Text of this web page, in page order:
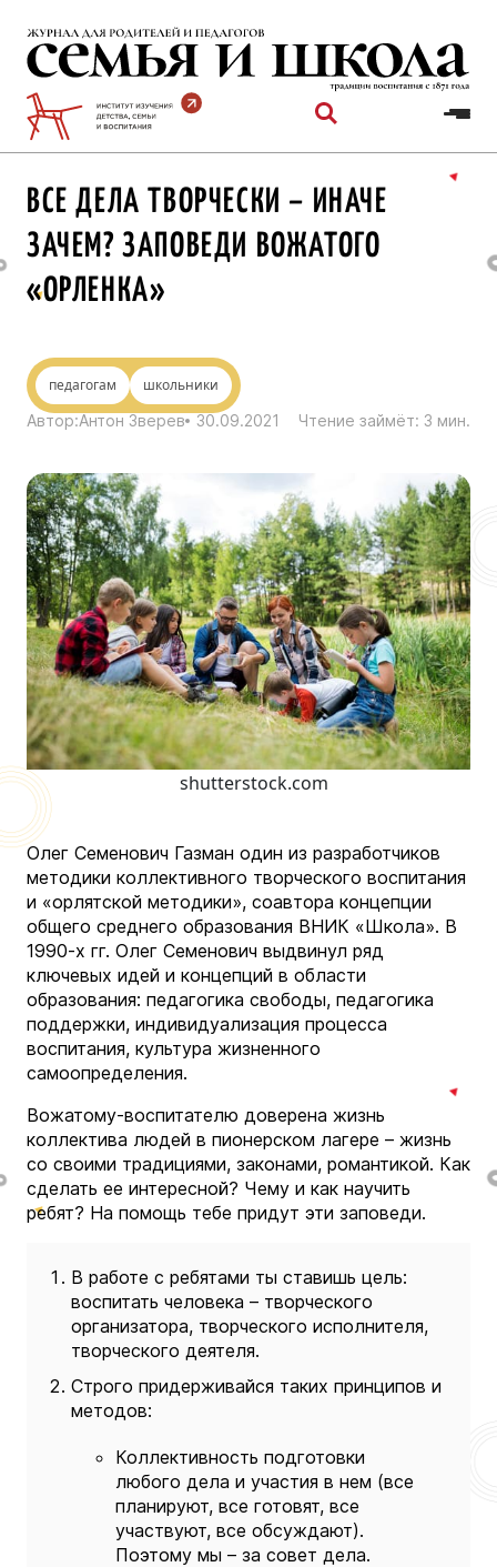
содержимому
ВСЕ ДЕЛА ТВОРЧЕСКИ – ИНАЧЕ
ЗАЧЕМ? ЗАПОВЕДИ ВОЖАТОГО
«ОРЛЕНКА»
педагогам
школьники
Автор:Антон Зверев 30.09.2021 Чтение займёт: 3 мин.
shutterstock.com
Олег Семенович Газман один из разработчиков
методики коллективного творческого воспитания
и «орлятской методики», соавтора концепции
общего среднего образования ВНИК «Школа». В
1990-х гг. Олег Семенович выдвинул ряд
ключевых идей и концепций в области
образования: педагогика свободы, педагогика
поддержки, индивидуализация процесса
воспитания, культура жизненного
самоопределения.
Вожатому-воспитателю доверена жизнь
коллектива людей в пионерском лагере – жизнь
со своими традициями, законами, романтикой. Как
сделать ее интересной? Чему и как научить
ребят? На помощь тебе придут эти заповеди.
В работе с ребятами ты ставишь цель:
воспитать человека – творческого
организатора, творческого исполнителя,
творческого деятеля.
Строго придерживайся таких принципов и
методов:
Коллективность подготовки
любого дела и участия в нем (все
планируют, все готовят, все
участвуют, все обсуждают).
Поэтому мы – за совет дела.